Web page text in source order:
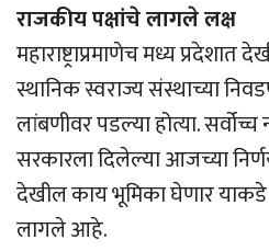
राजकीय पक्षांचे लागले लक्ष
महाराष्ट्राप्रमाणेच मध्य
स्थानिक स्वराज्य संस्थाच्या
लांबणीवर पडल्या होत्या.
सरकारला दिलेल्या आजच्या
देखील काय भूमिका घेणार याकडे
लागले आहे.